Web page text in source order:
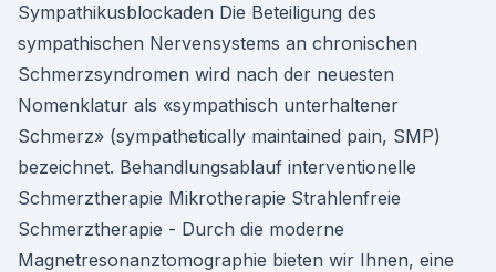
Sympathikusblockaden Die Beteiligung des
sympathischen Nervensystems an chronischen
Schmerzsyndromen wird nach der neuesten
Nomenklatur als «sympathisch unterhaltener
Schmerz» (sympathetically maintained pain, SMP)
bezeichnet. Behandlungsablauf interventionelle
Schmerztherapie Mikrotherapie Strahlenfreie
Schmerztherapie - Durch die moderne
Magnetresonanztomographie bieten wir Ihnen, eine